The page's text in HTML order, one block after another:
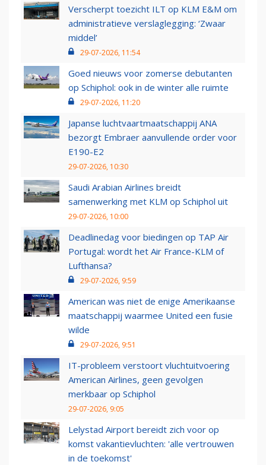
Verscherpt toezicht ILT op KLM E&M om
administratieve verslaglegging: ‘Zwaar
middel’
29-07-2026, 11:54
Goed nieuws voor zomerse debutanten
op Schiphol: ook in de winter alle ruimte
29-07-2026, 11:20
Japanse luchtvaartmaatschappij ANA
bezorgt Embraer aanvullende order voor
E190-E2
29-07-2026, 10:30
Saudi Arabian Airlines breidt
samenwerking met KLM op Schiphol uit
29-07-2026, 10:00
Deadlinedag voor biedingen op TAP Air
Portugal: wordt het Air France-KLM of
Lufthansa?
29-07-2026, 9:59
American was niet de enige Amerikaanse
maatschappij waarmee United een fusie
wilde
29-07-2026, 9:51
IT-probleem verstoort vluchtuitvoering
American Airlines, geen gevolgen
merkbaar op Schiphol
29-07-2026, 9:05
Lelystad Airport bereidt zich voor op
komst vakantievluchten: 'alle vertrouwen
in de toekomst'